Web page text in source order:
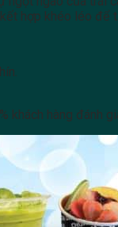
hợp khéo léo để
khách hàng đánh